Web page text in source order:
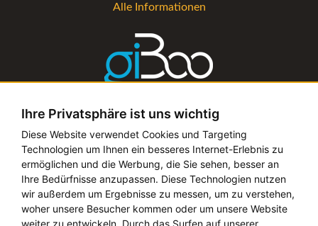
Ihre Privatsphäre ist uns wichtig
Diese Website verwendet Cookies und Targeting
Technologien um Ihnen ein besseres Internet-Erlebnis zu
ermöglichen und die Werbung, die Sie sehen, besser an
Ihre Bedürfnisse anzupassen. Diese Technologien nutzen
wir außerdem um Ergebnisse zu messen, um zu verstehen,
woher unsere Besucher kommen oder um unsere Website
weiter zu entwickeln. Durch das Surfen auf unserer
Alle Informationen
Die Verwaltungs-Software für alle Künstler- und
Bookingagenturen
Alle Informationen